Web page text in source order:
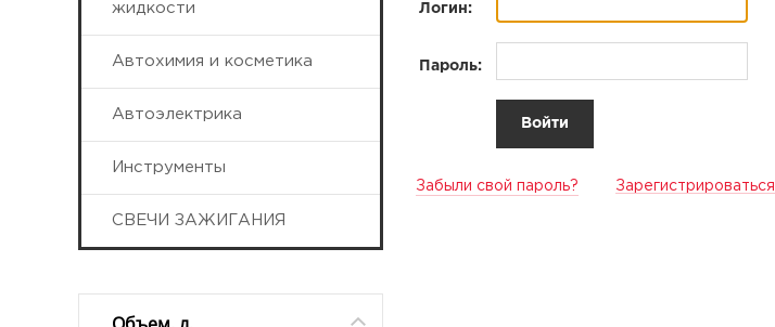
жидкости
Автохимия и косметика
Автоэлектрика
Инструменты
СВЕЧИ ЗАЖИГАНИЯ
Логин:
Пароль:
Забыли свой пароль? Зарегистрироваться